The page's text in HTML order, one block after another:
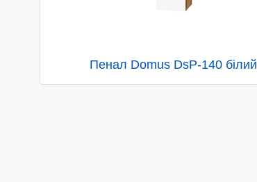
Пенал Domus DsP-140 білий